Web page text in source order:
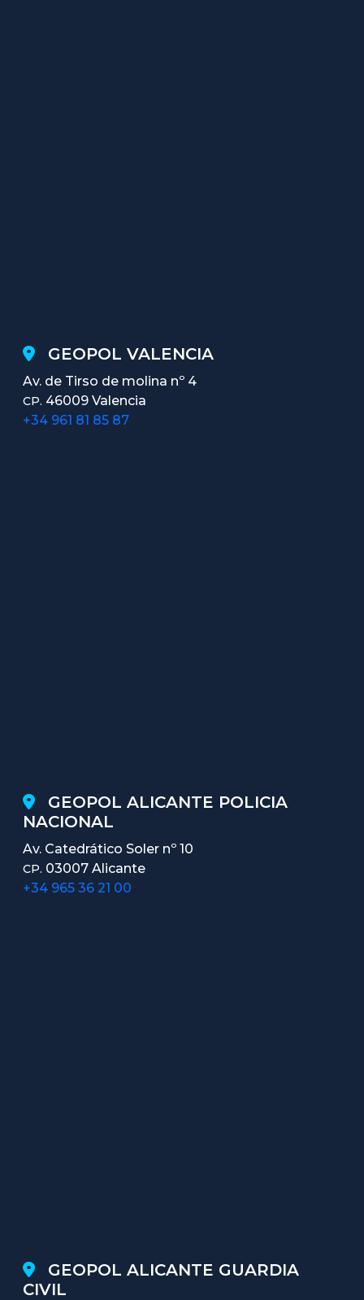
GEOPOL VALENCIA
Av. de Tirso de molina nº 4
CP. 46009 Valencia
+34 961 81 85 87
GEOPOL ALICANTE POLICIA
NACIONAL
Av. Catedrático Soler nº 10
CP. 03007 Alicante
+34 965 36 21 00
GEOPOL ALICANTE GUARDIA
CIVIL